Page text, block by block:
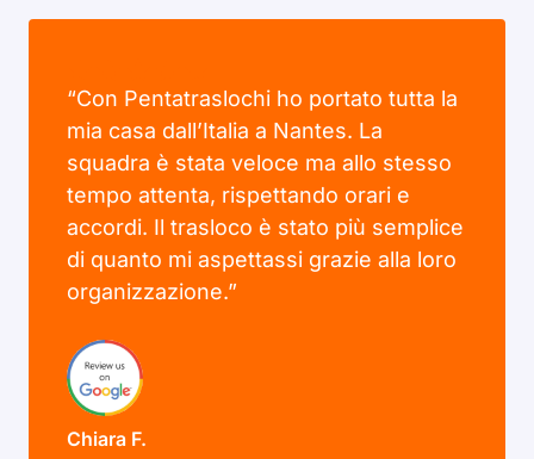
“Con Pentatraslochi ho portato tutta la
mia casa dall’Italia a Nantes. La
squadra è stata veloce ma allo stesso
tempo attenta, rispettando orari e
accordi. Il trasloco è stato più semplice
di quanto mi aspettassi grazie alla loro
organizzazione.”
Chiara F.